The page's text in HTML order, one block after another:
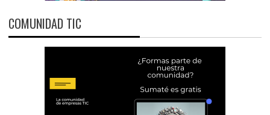
COMUNIDAD TIC